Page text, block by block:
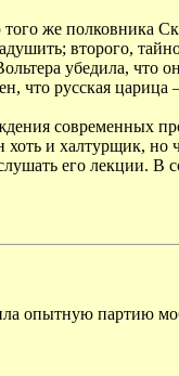
же полковника
второго,
убедила, что
что русская царица
и халтурщик,
его лекции. В
опытную партию